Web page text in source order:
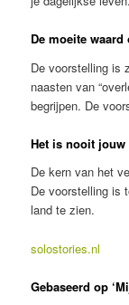
De moeite
De voorstelling is
naasten van
begrijpen. De
Het is nooit jouw
De kern van het
De voorstelling is
land te zien.
solostories.nl
Gebaseerd op